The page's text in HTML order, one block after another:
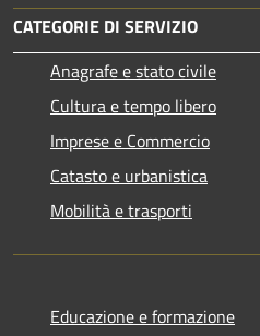
CATEGORIE DI SERVIZIO
Anagrafe e stato civile
Cultura e tempo libero
Imprese e Commercio
Catasto e urbanistica
Mobilità e trasporti
Educazione e formazione